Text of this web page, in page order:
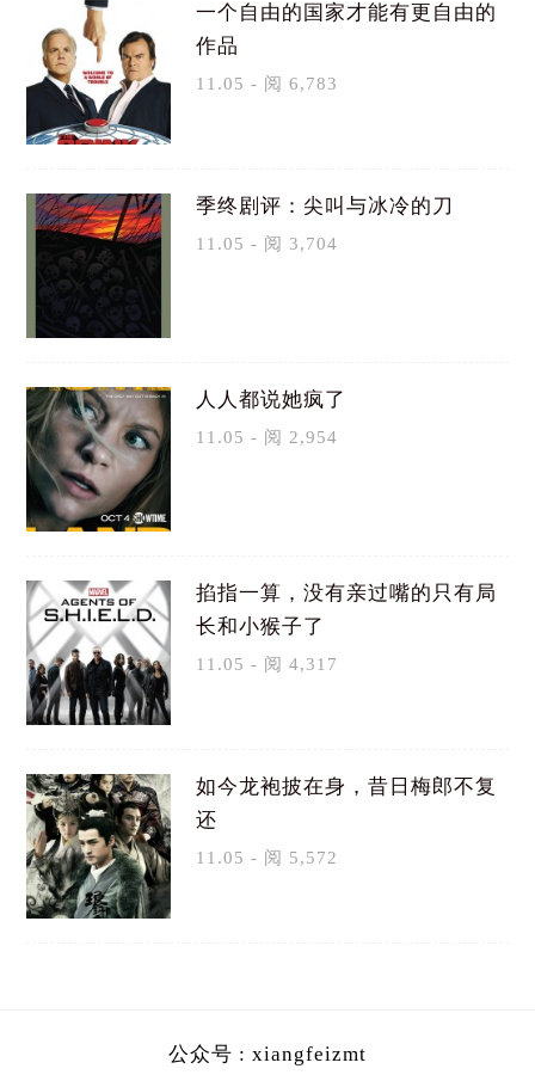
一个自由的国家才能有更自由的
作品
11.05 - 阅 6,783
季终剧评：尖叫与冰冷的刀
11.05 - 阅 3,704
人人都说她疯了
11.05 - 阅 2,954
掐指一算，没有亲过嘴的只有局
长和小猴子了
11.05 - 阅 4,317
如今龙袍披在身，昔日梅郎不复
还
11.05 - 阅 5,572
公众号 : xiangfeizmt